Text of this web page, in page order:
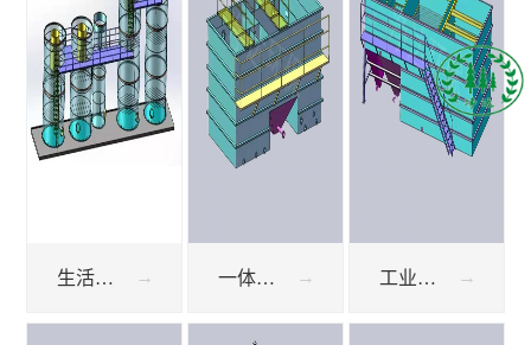
生活污水处理设备USB厌氧罐 一体化污水处理设备 工业废水处理设备